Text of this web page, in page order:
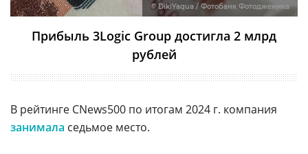
© DikiYaqua / Фотобанк Фотодженика
Прибыль 3Logic Group достигла 2 млрд
рублей
В рейтинге CNews500 по итогам 2024 г. компания
занимала седьмое место.